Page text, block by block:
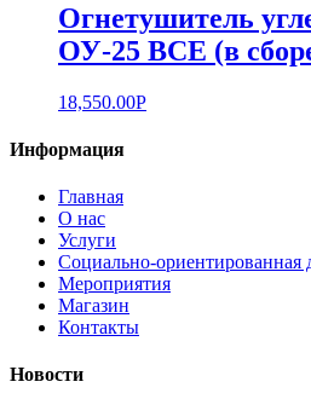
Огнетушитель
ОУ-25 BCE (в
18,550.00Р
Информация
Главная
О нас
Услуги
Социально-ориентированная
Мероприятия
Магазин
Контакты
Новости